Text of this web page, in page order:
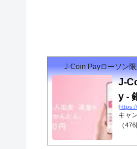
J-Coin Payローソン
J-
y -
キャ
（